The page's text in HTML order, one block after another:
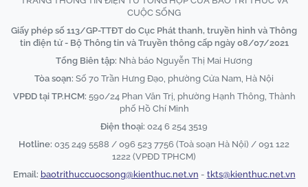
CUỘC SỐNG
Giấy phép số 113/GP-TTĐT do Cục Phát thanh, truyền hình và Thông
tin điện tử - Bộ Thông tin và Truyền thông cấp ngày 08/07/2021
Tổng Biên tập: Nhà báo Nguyễn Thị Mai Hương
Tòa soạn: Số 70 Trần Hưng Đạo, phường Cửa Nam, Hà Nội
VPĐD tại TP.HCM: 590/24 Phan Văn Trị, phường Hạnh Thông, Thành
phố Hồ Chí Minh
Điện thoại: 024 6 254 3519
Hotline: 035 249 5588 / 096 523 7756 (Toà soạn Hà Nội) / 091 122
1222 (VPĐD TPHCM)
Email: baotrithuccuocsong@kienthuc.net.vn - tkts@kienthuc.net.vn